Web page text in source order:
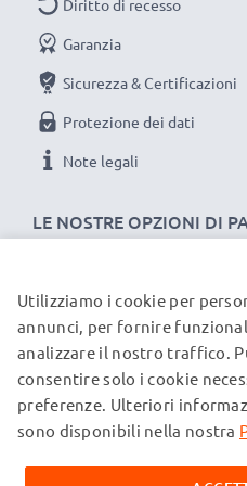
rapida e 3 anni di garanzia!
LE NOSTRE OPZIONI DI
Diritto di recesso
Garanzia
Sicurezza & Certificazioni
Protezione dei dati
Note legali
I NOSTRI PARTNER DI
© subtel.it 2026
Tutti i prezzi includono l'IVA e
spedizione. Si prega di notare
sulle nostre pagine web
Utilizziamo i cookie per
annunci, per fornire
analizzare il nostro traffico.
consentire solo i cookie
preferenze. Ulteriori
sono disponibili nella nostra